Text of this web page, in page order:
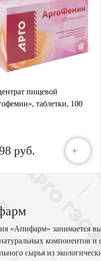
пищевой
таблетки, 100
руб. +
«Апифарм» занимается
компонентов и
сырья из